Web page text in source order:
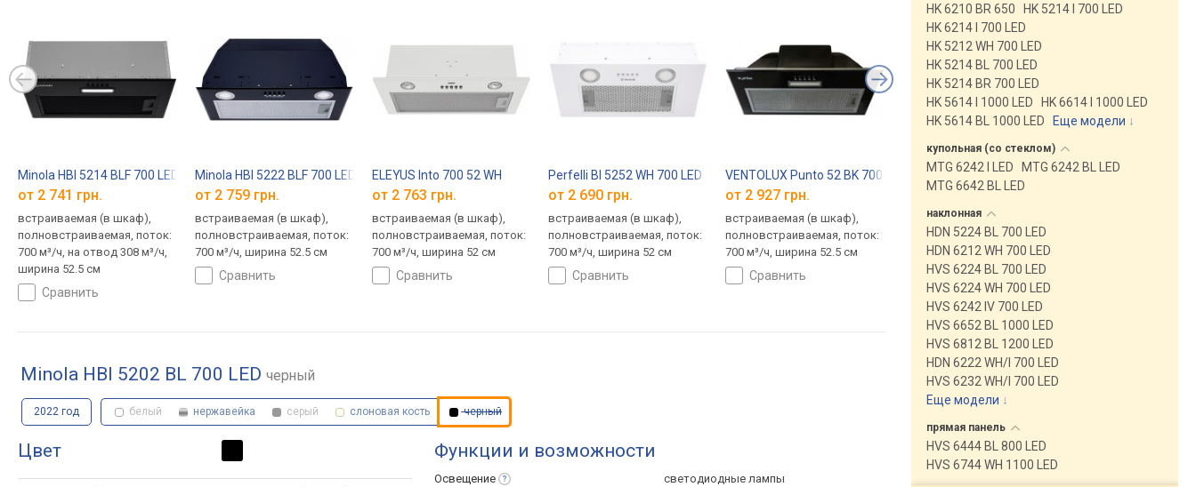
Minola HBI 5214 BLF 700 LED
от 2 741 грн.
встраиваемая (в шкаф),
полновстраиваемая, поток:
700 м³/ч, на отвод 308 м³/ч,
ширина 52.5 см
сравнить
Minola HBI 5222 BLF 700 LED
от 2 759 грн.
встраиваемая (в шкаф),
полновстраиваемая, поток:
700 м³/ч, ширина 52.5 см
сравнить
ELEYUS Into 700 52 WH
от 2 763 грн.
встраиваемая (в шкаф),
полновстраиваемая, поток:
700 м³/ч, ширина 52 см
сравнить
Perfelli BI 5252 WH 700 LED
от 2 690 грн.
встраиваемая (в шкаф),
полновстраиваемая, поток:
700 м³/ч, ширина 52 см
сравнить
VENTOLUX Punto 52 BK 700 PB PC
от 2 927 грн.
встраиваемая (в шкаф),
полновстраиваемая, поток:
700 м³/ч, ширина 52.5 см
сравнить
Perfelli BI 5212 WH LED
от 2 897 грн.
встраиваемая (в шкаф),
полновстраиваемая, поток:
700 м³/ч, на отвод 308 м³/ч,
ширина 52.5 см
сравнить
Minola HBI 5323 I
Minola HBI 5202 BL 700 LED черный
2022 год белый нержавейка серый слоновая кость черный
Цвет Функции и возможности
Освещение
светодиодные лампы
HK 6210 BR 650
HK 5214 I 700 LED
HK 6214 I 700 LED
HK 5212 WH 700 LED
HK 5214 BL 700 LED
HK 5214 BR 700 LED
HK 5614 I 1000 LED
HK 6614 I 1000 LED
HK 5614 BL 1000 LED
Еще модели ↓
купольная (со стеклом)
MTG 6242 I LED
MTG 6242 BL LED
MTG 6642 BL LED
наклонная
HDN 5224 BL 700 LED
HDN 6212 WH 700 LED
HVS 6224 BL 700 LED
HVS 6224 WH 700 LED
HVS 6242 IV 700 LED
HVS 6652 BL 1000 LED
HVS 6812 BL 1200 LED
HDN 6222 WH/I 700 LED
HVS 6232 WH/I 700 LED
Еще модели ↓
прямая панель
HVS 6444 BL 800 LED
HVS 6744 WH 1100 LED